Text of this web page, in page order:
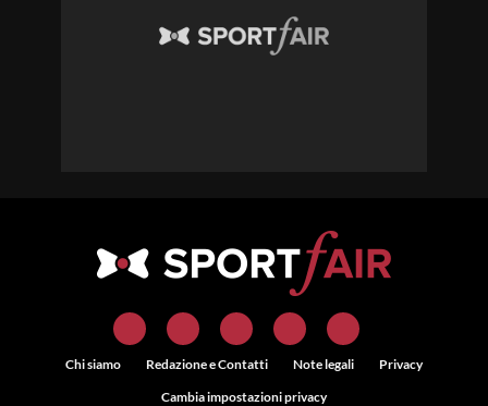
Chi siamo Redazione e Contatti Note legali
Privacy
Cambia impostazioni privacy